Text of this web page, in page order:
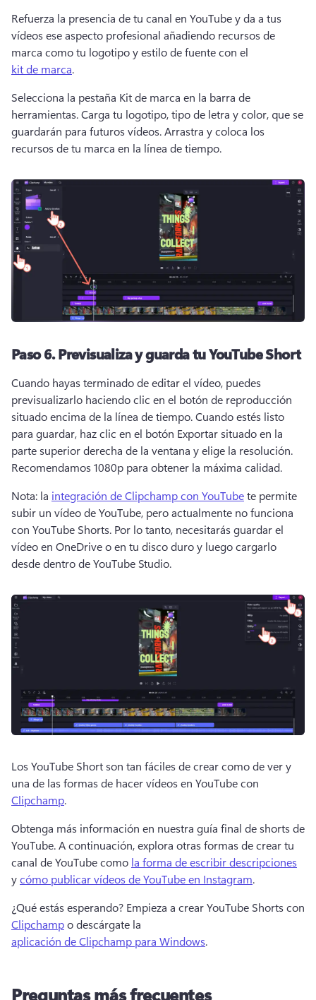
Refuerza la presencia de tu canal en YouTube y da a tus
vídeos ese aspecto profesional añadiendo recursos de
marca como tu logotipo y estilo de fuente con el
kit de marca.
Selecciona la pestaña Kit de marca en la barra de
herramientas. Carga tu logotipo, tipo de letra y color, que se
guardarán para futuros vídeos. Arrastra y coloca los
recursos de tu marca en la línea de tiempo.
Paso 6.Previsualiza y guarda tu YouTube Short
Cuando hayas terminado de editar el vídeo, puedes
previsualizarlo haciendo clic en el botón de reproducción
situado encima de la línea de tiempo. Cuando estés listo
para guardar, haz clic en el botón Exportar situado en la
Recomendamos 1080p para obtener la máxima calidad.
Nota: la integración de Clipchamp con YouTube te permite
subir un vídeo de YouTube, pero actualmente no funciona
con YouTube Shorts. Por lo tanto, necesitarás guardar el
vídeo en OneDrive o en tu disco duro y luego cargarlo
desde dentro de YouTube Studio.
Los YouTube Short son tan fáciles de crear como de ver y
una de las formas de hacer vídeos en YouTube con
Clipchamp.
Obtenga más información en nuestra guía final de shorts de
YouTube. A continuación, explora otras formas de crear tu
canal de YouTube como la forma de escribir descripciones
y cómo publicar vídeos de YouTube en Instagram.
¿Qué estás esperando?
Clipchamp o descárgate la
aplicación de Clipchamp para Windows.
Preguntas más frecuentes